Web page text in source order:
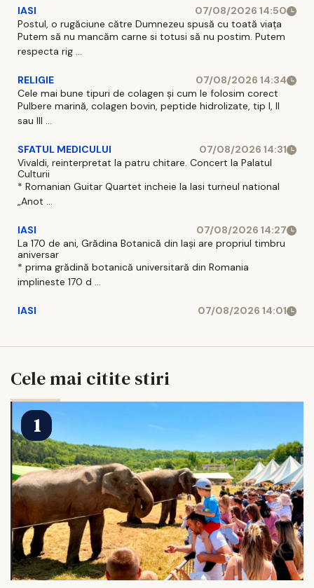
IASI
07/08/2026 14:50
Postul, o rugăciune către Dumnezeu spusă cu toată viața
Putem să nu mancăm carne si totusi să nu postim. Putem
respecta rig ...
RELIGIE
07/08/2026 14:34
Cele mai bune tipuri de colagen și cum le folosim corect
Pulbere marină, colagen bovin, peptide hidrolizate, tip I, II
sau III ...
SFATUL MEDICULUI
07/08/2026 14:31
Vivaldi, reinterpretat la patru chitare. Concert la Palatul
Culturii
* Romanian Guitar Quartet incheie la Iasi turneul national
„Anot ...
IASI
07/08/2026 14:27
La 170 de ani, Grădina Botanică din Iași are propriul timbru
aniversar
* prima grădină botanică universitară din Romania
implineste 170 d ...
IASI 07/08/2026 14:01
Cele mai citite stiri